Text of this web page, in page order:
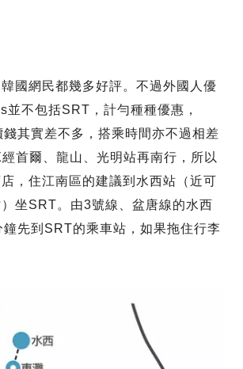
國網民都幾多好評。不過外國人優
不包括SRT，計勻種種優惠，
其實差不多，搭乘時間亦不過相差
首爾、龍山、光明站再南行，所以
，住江南區的建議到水西站（近可
坐SRT。由3號線、盆唐線的水西
先到SRT的乘車站，如果拖住行李